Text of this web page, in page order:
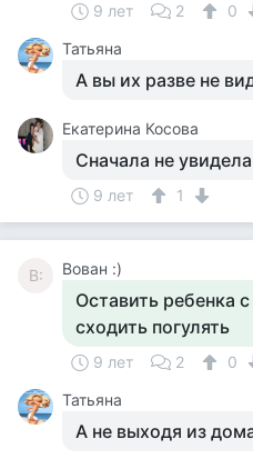
9 лет 2
0
Татьяна
А вы их разве не
Екатерина Косова
Сначала не
9 лет 1
В: Вован :)
Оставить ребенка
сходить погулять
9 лет 2
0
Татьяна
А не выходя из